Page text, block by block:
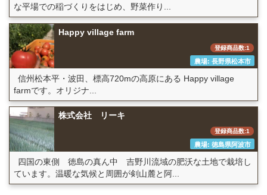
な平場での稲づくりをはじめ、野菜作り...
Happy village farm
登録商品数:1
農場: 長野県松本市
信州松本平・波田、標高720mの高原にある Happy village
farmです。オリジナ...
株式会社 リーキ
登録商品数:1
農場: 徳島県阿波市
四国の東側 徳島の真ん中 吉野川流域の肥沃な土地で栽培し
ています。温暖な気候と周囲が剣山麓と阿...